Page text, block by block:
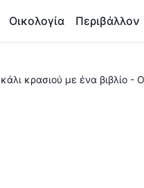
Οικολογία Περιβάλλον
κρασιού με ένα βιβλίο -